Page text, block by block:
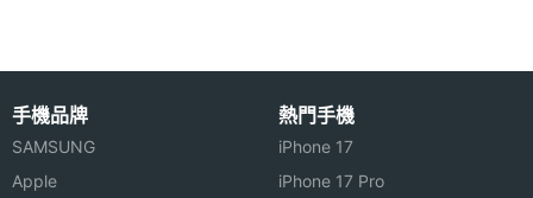
4.標準薄鋰電池 + 加強型厚鋰電池
手機品牌
SAMSUNG
Apple
熱門手機
iPhone 17
iPhone 17 Pro